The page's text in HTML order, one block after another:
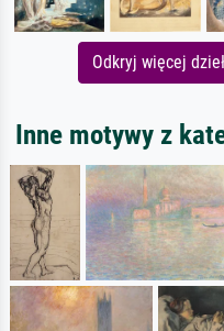
Odkryj więcej
Inne motywy z